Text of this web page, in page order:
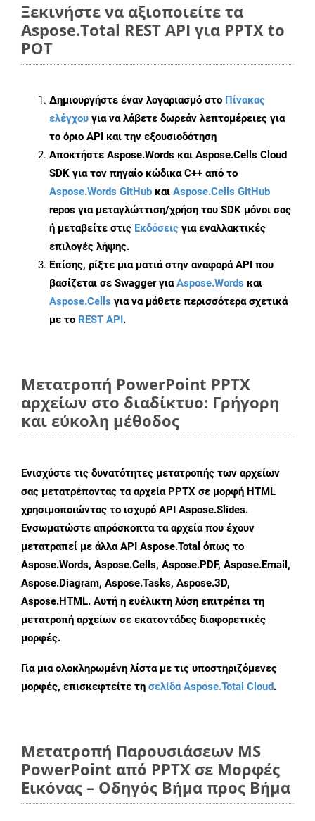
Ξεκινήστε να αξιοποιείτε τα
Aspose.Total REST API για PPTX to
POT
Δημιουργήστε έναν λογαριασμό στο Πίνακας
ελέγχου για να λάβετε δωρεάν λεπτομέρειες για
το όριο API και την εξουσιοδότηση
Αποκτήστε Aspose.Words και Aspose.Cells Cloud
SDK για τον πηγαίο κώδικα C++ από το
Aspose.Words GitHub και Aspose.Cells GitHub
repos για μεταγλώττιση/χρήση του SDK μόνοι σας
ή μεταβείτε στις Εκδόσεις για εναλλακτικές
επιλογές λήψης.
Επίσης, ρίξτε μια ματιά στην αναφορά API που
βασίζεται σε Swagger γιαAspose.Words και
Aspose.Cells για να μάθετε περισσότερα σχετικά
με το REST API.
Μετατροπή PowerPoint PPTX
αρχείων στο διαδίκτυο: Γρήγορη
και εύκολη μέθοδος
Ενισχύστε τις δυνατότητες μετατροπής των αρχείων
σας μετατρέποντας τα αρχεία PPTX σε μορφή HTML
χρησιμοποιώντας το ισχυρό API Aspose.Slides.
Ενσωματώστε απρόσκοπτα τα αρχεία που έχουν
μετατραπεί με άλλα API Aspose.Total όπως το
Aspose.Words, Aspose.Cells, Aspose.PDF, Aspose.Email,
Aspose.Diagram, Aspose.Tasks, Aspose.3D,
Aspose.HTML. Αυτή η ευέλικτη λύση επιτρέπει τη
μετατροπή αρχείων σε εκατοντάδες διαφορετικές
μορφές.
Για μια ολοκληρωμένη λίστα με τις υποστηριζόμενες
μορφές, επισκεφτείτε τη σελίδα Aspose.Total Cloud.
Μετατροπή Παρουσιάσεων MS
PowerPoint από PPTX σε Μορφές
Εικόνας – Οδηγός Βήμα προς Βήμα